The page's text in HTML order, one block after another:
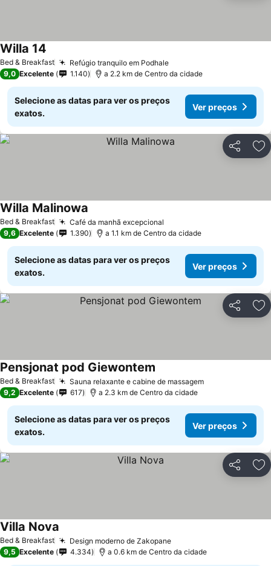
Bed & Breakfast Refúgio tranquilo em PodhaleVer preços
Willa 14
9,0 Excelente 1.140 a 2.2 km de Centro da cidade
Selecione as datas para ver os preços
exatos.
Ver preços
Partilhar
Bed & Breakfast Café da manhã excepcional
Willa Malinowa
9,6 Excelente 1.390 a 1.1 km de Centro da cidade
Selecione as datas para ver os preços
exatos.
Ver preços
Partilhar
Bed & Breakfast Sauna relaxante e cabine de massagemVer preços
Pensjonat pod Giewontem
9,2 Excelente 617 a 2.3 km de Centro da cidade
Selecione as datas para ver os preços
exatos.
Ver preços
Partilhar
Bed & Breakfast Design moderno de ZakopaneVer preços
Villa Nova
9,5 Excelente 4.334 a 0.6 km de Centro da cidade